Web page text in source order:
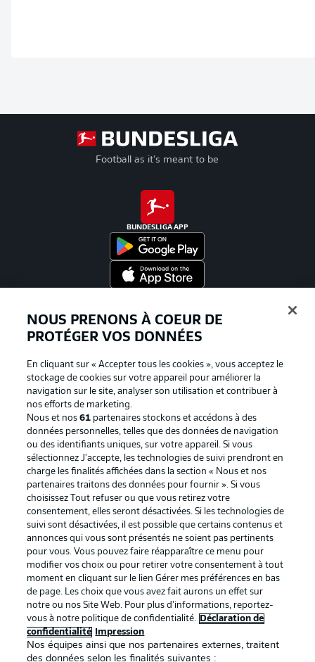
Football as it's meant to be
BUNDESLIGA APP
La publicité Conditions d’utilisation des
Mentions Légales Gérer mes préférences
Déclaration de
confidentialité
Diffuseurs
Travaux Contact
Impression Joueurs
NOUS PRENONS À COEUR DE
PROTÉGER VOS DONNÉES
En cliquant sur « Accepter tous les cookies », vous acceptez le
stockage de cookies sur votre appareil pour améliorer la
navigation sur le site, analyser son utilisation et contribuer à
nos efforts de marketing.
Nous et nos61 partenaires stockons et accédons à des
données personnelles, telles que des données de navigation
ou des identifiants uniques, sur votre appareil. Si vous
sélectionnez J'accepte, les technologies de suivi prendront en
charge les finalités affichées dans la section « Nous et nos
partenaires traitons des données pour fournir ». Si vous
choisissez Tout refuser ou que vous retirez votre
consentement, elles seront désactivées. Si les technologies de
suivi sont désactivées, il est possible que certains contenus et
annonces qui vous sont présentés ne soient pas pertinents
pour vous. Vous pouvez faire réapparaître ce menu pour
modifier vos choix ou pour retirer votre consentement à tout
moment en cliquant sur le lien Gérer mes préférences en bas
de page. Les choix que vous avez fait aurons un effet sur
notre ou nos Site Web. Pour plus d’informations, reportez-
vous à notre politique de confidentialité.
Déclaration de
confidentialité
Impression
Nos équipes ainsi que nos partenaires externes, traitent
des données selon les finalités suivantes :